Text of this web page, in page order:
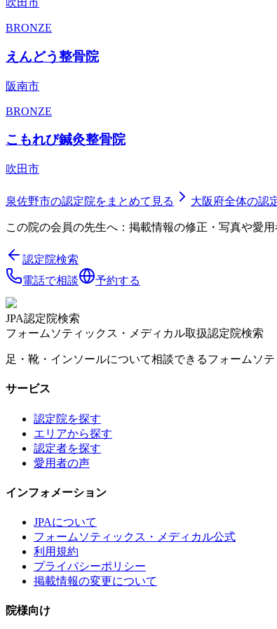
吹田市
BRONZE
えんどう整骨院
阪南市
BRONZE
こもれび鍼灸整骨院
吹田市
泉佐野市の認定院をまとめて見る 大阪府全体の認
この院の会員の先生へ：掲載情報の修正・写真や愛
認定院検索
電話で相談
予約する
JPA認定院検索
フォームソティックス・メディカル取扱認定院検索
足・靴・インソールについて相談できるフォームソ
サービス
認定院を探す
エリアから探す
認定者を探す
愛用者の声
インフォメーション
JPAについて
フォームソティックス・メディカル公式
利用規約
プライバシーポリシー
掲載情報の変更について
院様向け